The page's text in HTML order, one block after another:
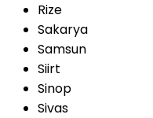
Rize
Sakarya
Samsun
Siirt
Sinop
Sivas